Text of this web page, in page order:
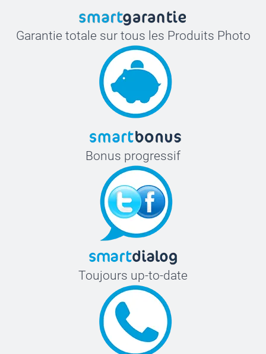
Garantie totale sur tous les Produits Photo
Bonus progressif
Toujours up-to-date